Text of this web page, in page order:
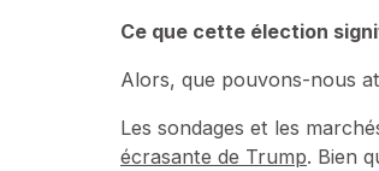
Ce que cette élection
Alors, que pouvons-nous
Les sondages et les
écrasante de Trump. Bien